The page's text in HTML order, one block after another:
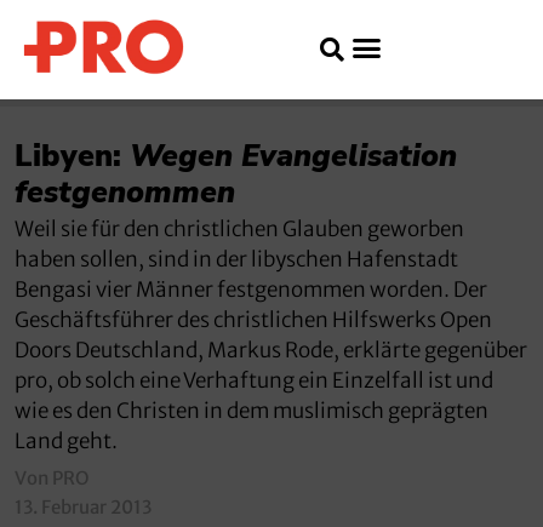
Libyen: Wegen Evangelisation
festgenommen
Weil sie für den christlichen Glauben geworben
haben sollen, sind in der libyschen Hafenstadt
Bengasi vier Männer festgenommen worden. Der
Geschäftsführer des christlichen Hilfswerks Open
Doors Deutschland, Markus Rode, erklärte gegenüber
pro, ob solch eine Verhaftung ein Einzelfall ist und
wie es den Christen in dem muslimisch geprägten
Land geht.
Von PRO
13. Februar 2013